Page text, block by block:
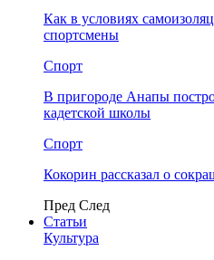
Как в условиях
спортсмены
Спорт
В пригороде Анапы
кадетской школы
Спорт
Кокорин рассказал о
Пред След
Статьи
Культура